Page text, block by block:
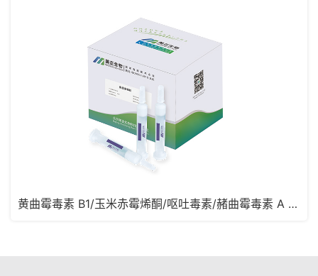
黄曲霉毒素 B1/玉米赤霉烯酮/呕吐毒素/赭曲霉毒素 A 四合一免疫亲和柱